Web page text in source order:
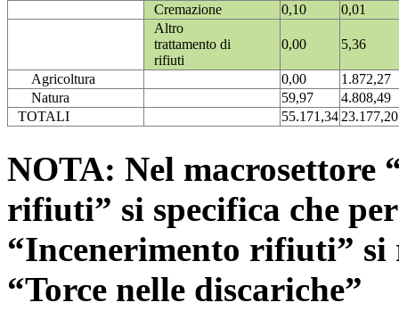
Cremazione 0,10
0,01
Altro
trattamento di
rifiuti
0,00 5,36
Agricoltura 0,00
1.872,27
Natura
59,97
4.808,49
TOTALI
55.171,3423.177,20
NOTA: Nel macrosettore
rifiuti” si specifica che
“Incenerimento rifiuti”
“Torce nelle discariche”